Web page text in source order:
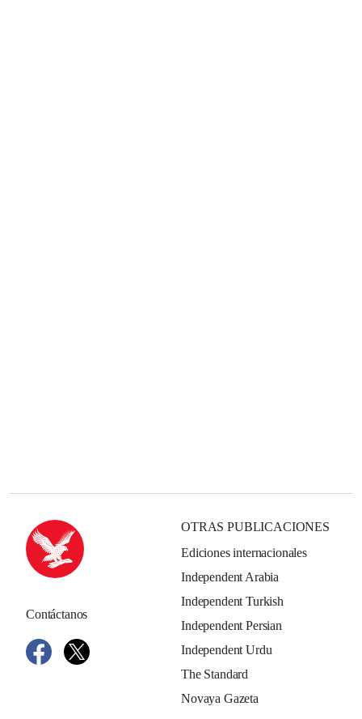
Contáctanos
OTRAS PUBLICACIONES
Ediciones internacionales
Independent Arabia
Independent Turkish
Independent Persian
Independent Urdu
The Standard
Novaya Gazeta